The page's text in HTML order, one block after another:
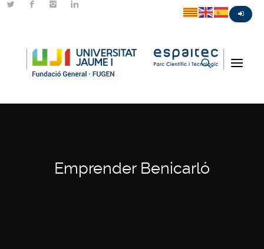
Emprender Benicarló